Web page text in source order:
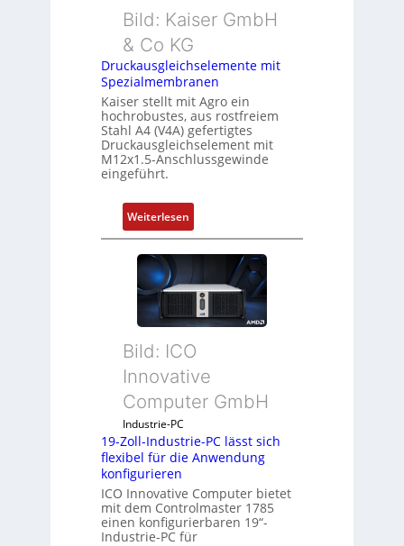
Bild: Kaiser GmbH
& Co KG
Druckausgleichselemente mit
Spezialmembranen
Kaiser stellt mit Agro ein
hochrobustes, aus rostfreiem
Stahl A4 (V4A) gefertigtes
Druckausgleichselement mit
M12x1.5-Anschlussgewinde
eingeführt.
Weiterlesen:
D
r
u
c
a
u
s
g
l
i
c
s
e
l
Bild: ICO
Innovative
Computer GmbH
Industrie-PC
19-Zoll-Industrie-PC lässt sich
flexibel für die Anwendung
konfigurieren
ICO Innovative Computer bietet
mit dem Controlmaster 1785
einen konfigurierbaren 19“-
Industrie-PC für